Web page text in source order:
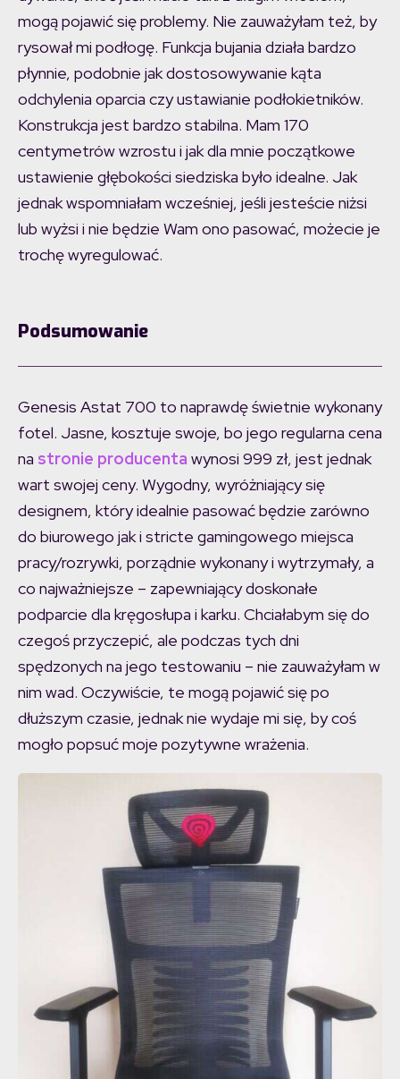
mogą pojawić się problemy. Nie zauważyłam też, by
rysował mi podłogę. Funkcja bujania działa bardzo
płynnie, podobnie jak dostosowywanie kąta
odchylenia oparcia czy ustawianie podłokietników.
Konstrukcja jest bardzo stabilna. Mam 170
centymetrów wzrostu i jak dla mnie początkowe
ustawienie głębokości siedziska było idealne. Jak
jednak wspomniałam wcześniej, jeśli jesteście niżsi
lub wyżsi i nie będzie Wam ono pasować, możecie je
trochę wyregulować.
Podsumowanie
Genesis Astat 700 to naprawdę świetnie wykonany
fotel. Jasne, kosztuje swoje, bo jego regularna cena
na stronie producenta wynosi 999 zł, jest jednak
wart swojej ceny. Wygodny, wyróżniający się
designem, który idealnie pasować będzie zarówno
do biurowego jak i stricte gamingowego miejsca
pracy/rozrywki, porządnie wykonany i wytrzymały, a
co najważniejsze – zapewniający doskonałe
podparcie dla kręgosłupa i karku. Chciałabym się do
czegoś przyczepić, ale podczas tych dni
spędzonych na jego testowaniu – nie zauważyłam w
nim wad. Oczywiście, te mogą pojawić się po
dłuższym czasie, jednak nie wydaje mi się, by coś
mogło popsuć moje pozytywne wrażenia.